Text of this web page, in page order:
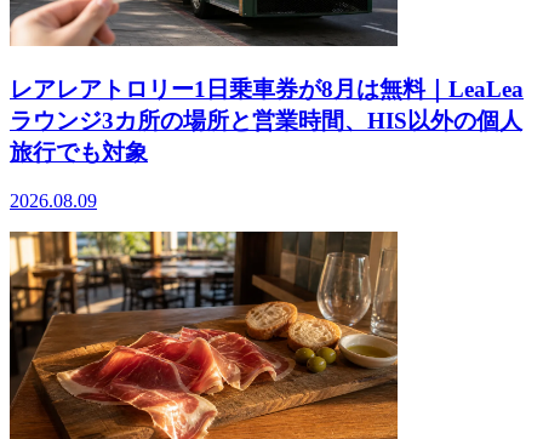
レアレアトロリー1日乗車券が8月は無料｜LeaLea
ラウンジ3カ所の場所と営業時間、HIS以外の個人
旅行でも対象
2026.08.09